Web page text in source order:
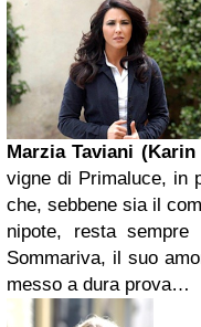
Marzia Taviani (Karin
vigne di Primaluce, in
che, sebbene sia il
nipote, resta
Sommariva, il suo
messo a dura prova…